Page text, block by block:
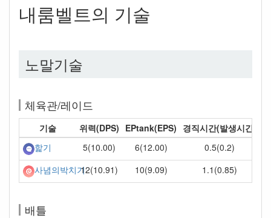
내룸벨트의 기술
노말기술
체육관/레이드
기술 위력(DPS) EPtank(EPS) 경직시간(발생시간)
핥기
5(10.00) 6(12.00)
0.5(0.2)
사념의박치기12(10.91) 10(9.09) 1.1(0.85)
배틀